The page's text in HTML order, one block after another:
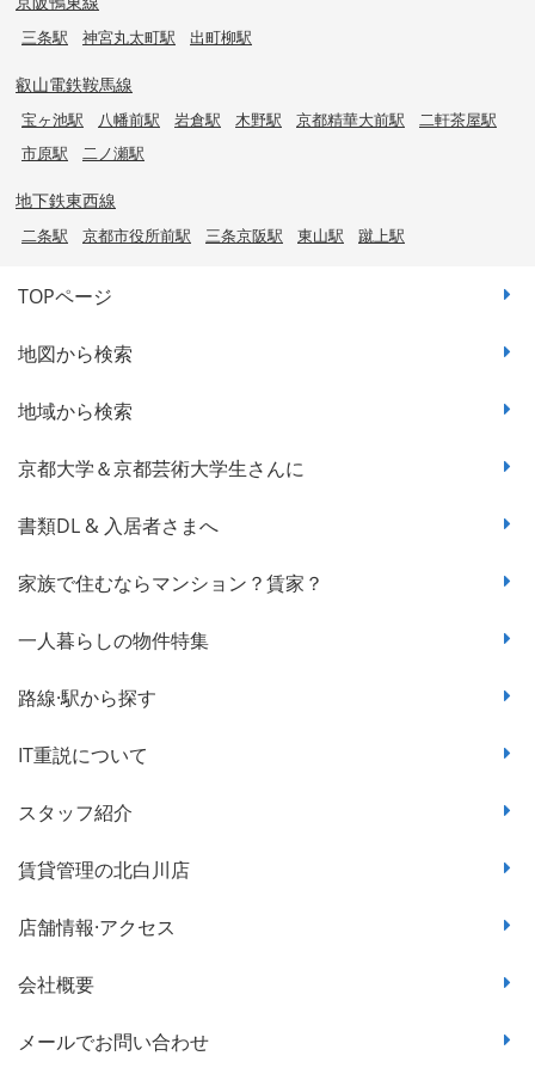
三条駅 神宮丸太町駅 出町柳駅
叡山電鉄鞍馬線
宝ヶ池駅 八幡前駅 岩倉駅 木野駅 京都精華大前駅
二軒茶屋駅
市原駅
二ノ瀬駅
地下鉄東西線
二条駅 京都市役所前駅 三条京阪駅 東山駅 蹴上駅
TOPページ
地図から検索
地域から検索
京都大学＆京都芸術大学生さんに
書類DL & 入居者さまへ
家族で住むならマンション？賃家？
一人暮らしの物件特集
路線·駅から探す
IT重説について
スタッフ紹介
賃貸管理の北白川店
店舗情報·アクセス
会社概要
メールでお問い合わせ